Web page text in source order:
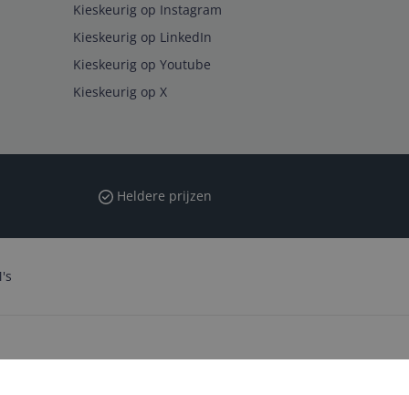
Kieskeurig op Instagram
Kieskeurig op LinkedIn
Kieskeurig op Youtube
Kieskeurig op X
Heldere prijzen